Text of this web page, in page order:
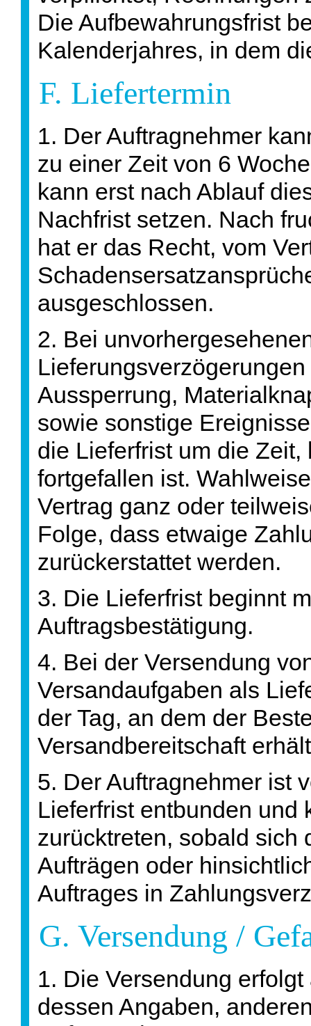
Die Aufbewahrungsfrist
Kalenderjahres, in dem
F. Liefertermin
1. Der Auftragnehmer
zu einer Zeit von 6
kann erst nach Ablauf
Nachfrist setzen. Nach
hat er das Recht, vom
ausgeschlossen.
2. Bei
Aussperrung,
sowie sonstige
die Lieferfrist um die
fortgefallen ist.
Vertrag ganz oder
Folge, dass etwaige
zurückerstattet werden.
3. Die Lieferfrist beginnt
Auftragsbestätigung.
4. Bei der Versendung
Versandaufgaben als
der Tag, an dem der
Versandbereitschaft
5. Der Auftragnehmer ist
Lieferfrist entbunden und
zurücktreten, sobald sich
Aufträgen oder
Auftrages in
G. Versendung /
1. Die Versendung
dessen Angaben,